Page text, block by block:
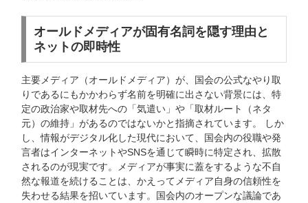
オールドメディアが固有名詞を隠す理由と
ネットの即時性
主要メディア（オールドメディア）が、国会の公式なやり取
りであるにもかかわらず名前を明確に出さない背景には、特
定の政治家や取材先への「気遣い」や「取材ルート（ネタ
元）の維持」があるのではないかと指摘されています。 しか
し、情報がデジタル化した現代において、国会内の役職や発
言者はインターネットやSNSを通じて瞬時に特定され、拡散
されるのが現実です。メディアが事実に蓋をするような不自
然な報道を続けることは、かえってメディア自身の信頼性を
失わせる結果を招いています。国会内のオープンな議論であ